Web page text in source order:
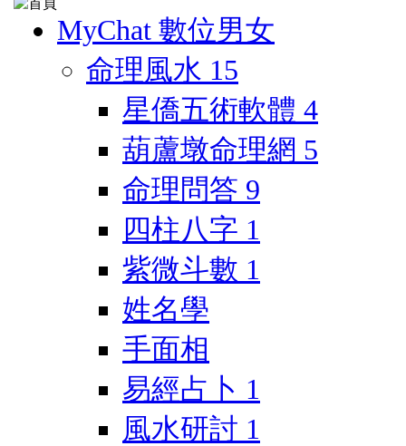
MyChat 數位男女
命理風水 15
星僑五術軟體 4
葫蘆墩命理網 5
命理問答 9
四柱八字 1
紫微斗數 1
姓名學
手面相
易經占卜 1
風水研討 1